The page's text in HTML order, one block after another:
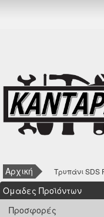
Αρχική Τρυπάνι SDS
Oμαδες Προϊόντων
Προσφορές